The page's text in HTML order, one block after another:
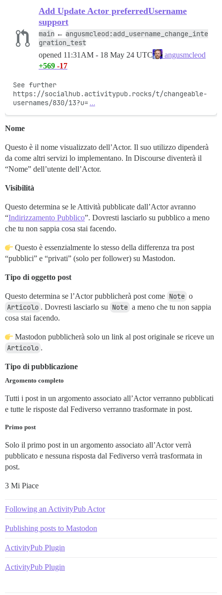
Add Update Actor preferredUsername
support
main ← angusmcleod:add_username_change_inte
gration_test
opened 11:31AM - 18 May 24 UTC
angusmcleod
+569 -17
See further
https://socialhub.activitypub.rocks/t/changeable-
usernames/830/13?u= …
Nome
Questo è il nome visualizzato dell’Actor. Il suo utilizzo dipenderà
da come altri servizi lo implementano. In Discourse diventerà il
“Nome” dell’utente dell’Actor.
Visibilità
Questo determina se le Attività pubblicate dall’Actor avranno
“Indirizzamento Pubblico”. Dovresti lasciarlo su pubblico a meno
che tu non sappia cosa stai facendo.
Questo è essenzialmente lo stesso della differenza tra post
“pubblici” e “privati” (solo per follower) su Mastodon.
Tipo di oggetto post
Questo determina se l’Actor pubblicherà post come Note o
Articolo . Dovresti lasciarlo su Note a meno che tu non sappia
cosa stai facendo.
Mastodon pubblicherà solo un link al post originale se riceve un
Articolo .
Tipo di pubblicazione
Argomento completo
Tutti i post in un argomento associato all’Actor verranno pubblicati
e tutte le risposte dal Fediverso verranno trasformate in post.
Primo post
Solo il primo post in un argomento associato all’Actor verrà
pubblicato e nessuna risposta dal Fediverso verrà trasformata in
post.
3 Mi Piace
Following an ActivityPub Actor
Publishing posts to Mastodon
ActivityPub Plugin
ActivityPub Plugin